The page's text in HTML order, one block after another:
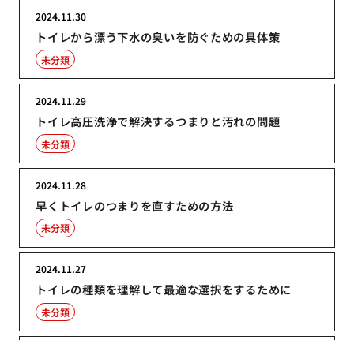
トイレから漂う下水の臭いを防ぐための具体策
2024.11.30
未分類
トイレ高圧洗浄で解決するつまりと汚れの問題
2024.11.29
未分類
早くトイレのつまりを直すための方法
2024.11.28
未分類
トイレの種類を理解して最適な選択をするために
2024.11.27
未分類